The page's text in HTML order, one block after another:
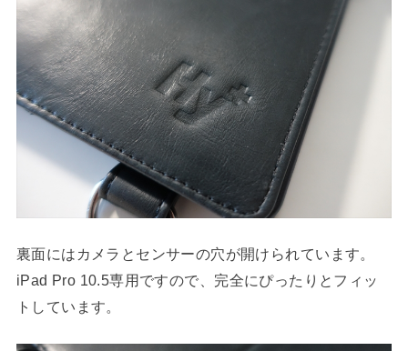
裏面にはカメラとセンサーの穴が開けられています。
iPad Pro 10.5専用ですので、完全にぴったりとフィッ
トしています。